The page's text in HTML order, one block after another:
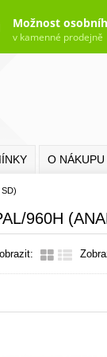
Možnost
v kamenné prodejně
O NÁKUPU
960H